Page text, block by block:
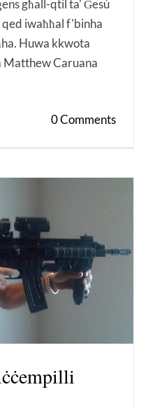
għall-qtil ta' Ġesù
iwaħħal f'binha
Huwa kkwota
Matthew Caruana
0 Comments